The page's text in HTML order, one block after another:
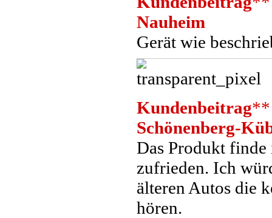
Nauheim
Gerät wie
Kundenbeitrag**
Schönenberg-
Das Produkt
zufrieden. Ich
älteren Autos die
hören.